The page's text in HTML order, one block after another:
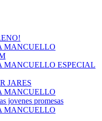
MANCUELLO
MANCUELLO ESPECIAL
JARES
MANCUELLO
jovenes promesas
MANCUELLO